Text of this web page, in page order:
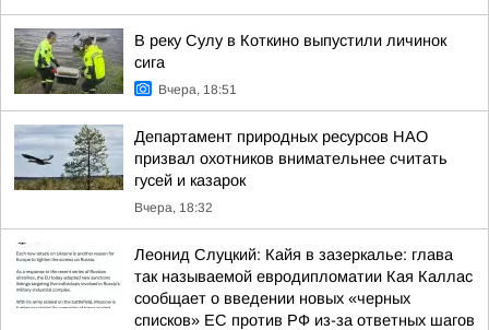
В реку Сулу в Коткино выпустили личинок
сига
Вчера, 18:51
Департамент природных ресурсов НАО
призвал охотников внимательнее считать
гусей и казарок
Вчера, 18:32
Леонид Слуцкий: Кайя в зазеркалье: глава
так называемой евродипломатии Кая Каллас
сообщает о введении новых «черных
списков» ЕС против РФ из-за ответных шагов